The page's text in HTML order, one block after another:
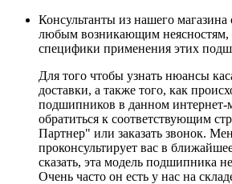
Консультанты из нашего
любым возникающим неясностям,
специфики применения этих
Для того чтобы узнать нюансы
доставки, а также того, как
подшипников в данном интернет-
обратиться к соответствующим
Партнер" или заказать звонок.
проконсультирует вас в
сказать, эта модель подшипника
Очень часто он есть у нас на